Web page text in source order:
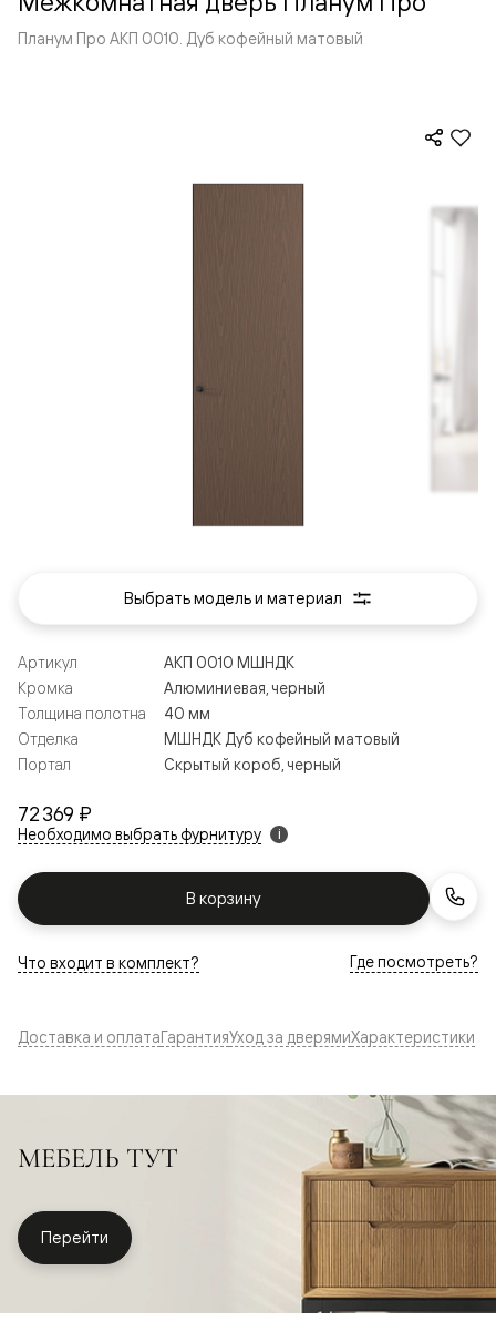
Планум Про АКП 0010. Дуб кофейный матовый
72 369 ₽
Необходимо выбрать фурнитуру i
В корзину
Артикул
АКП 0010 МШНДК
Кромка
Алюминиевая, черный
Толщина полотна
40 мм
Отделка
МШНДК Дуб кофейный матовый
Портал
Скрытый короб, черный
Что входит в комплект? Где посмотреть?
Выбрать модель и материал
Доставка и оплатаГарантияУход за дверямиХарактеристики
МЕБЕЛЬ ТУТ
Перейти